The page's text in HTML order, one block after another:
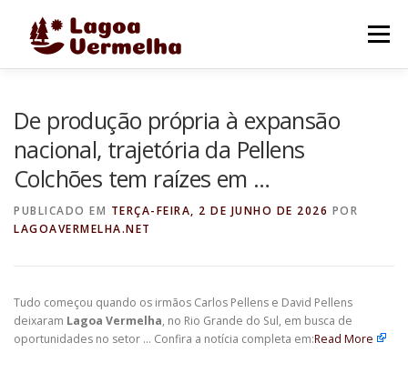
Menu
FALE CONOSCO
De produção própria à expansão
nacional, trajetória da Pellens
Colchões tem raízes em …
PUBLICADO EM TERÇA-FEIRA, 2 DE JUNHO DE 2026 POR
LAGOAVERMELHA.NET
Tudo começou quando os irmãos Carlos Pellens e David Pellens
deixaram Lagoa Vermelha, no Rio Grande do Sul, em busca de
oportunidades no setor … Confira a notícia completa em:Read More